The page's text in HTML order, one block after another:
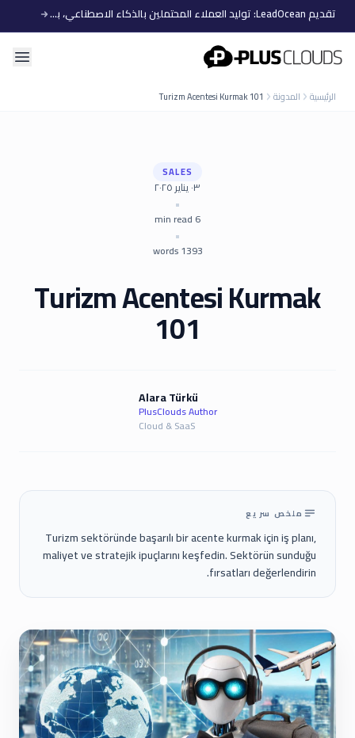
تقديم LeadOcean: توليد العملاء المحتملين بالذكاء الاصطناعي، بيانات منتقاة، توسع سهل
PlusClouds
الرئيسية المدونة Turizm Acentesi Kurmak 101
SALES
٠٣ يناير ٢٠٢٥
•
6
•
1393
words
Turizm Acentesi Kurmak
101
Alara Türkü
PlusClouds Author
Cloud & SaaS
ملخص سريع
Turizm sektöründe başarılı bir acente kurmak için iş planı,
maliyet ve stratejik ipuçlarını keşfedin. Sektörün sunduğu
fırsatları değerlendirin.